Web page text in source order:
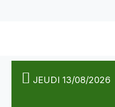
JEUDI 13/08/2026